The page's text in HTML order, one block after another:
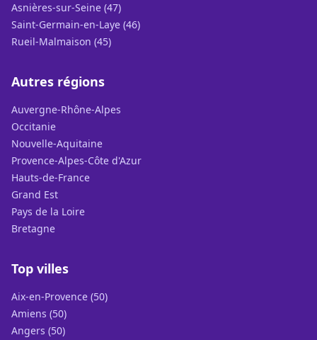
Asnières-sur-Seine (47)
Saint-Germain-en-Laye (46)
Rueil-Malmaison (45)
Autres régions
Auvergne-Rhône-Alpes
Occitanie
Nouvelle-Aquitaine
Provence-Alpes-Côte d'Azur
Hauts-de-France
Grand Est
Pays de la Loire
Bretagne
Top villes
Aix-en-Provence (50)
Amiens (50)
Angers (50)